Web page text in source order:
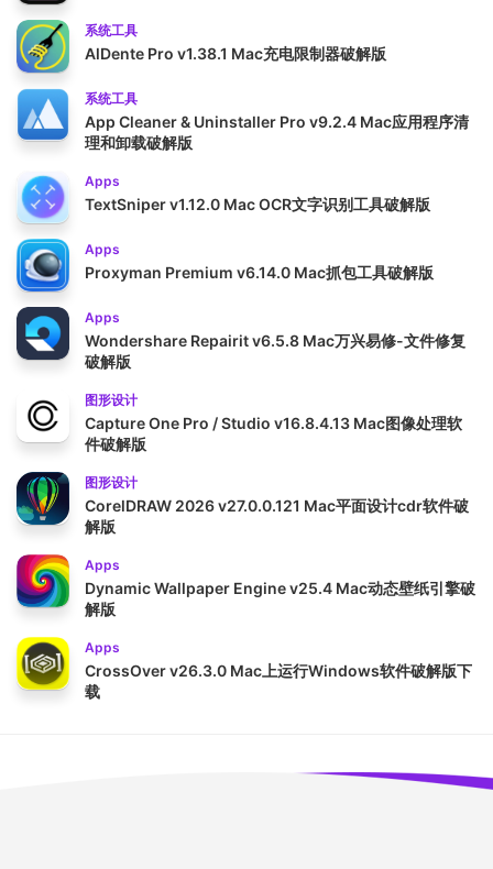
系统工具
AlDente Pro v1.38.1 Mac充电限制器破解版
系统工具
App Cleaner & Uninstaller Pro v9.2.4 Mac应用程序清
理和卸载破解版
Apps
TextSniper v1.12.0 Mac OCR文字识别工具破解版
Apps
Proxyman Premium v6.14.0 Mac抓包工具破解版
Apps
Wondershare Repairit v6.5.8 Mac万兴易修-文件修复
破解版
图形设计
Capture One Pro / Studio v16.8.4.13 Mac图像处理软
件破解版
图形设计
CorelDRAW 2026 v27.0.0.121 Mac平面设计cdr软件破
解版
Apps
Dynamic Wallpaper Engine v25.4 Mac动态壁纸引擎破
解版
Apps
CrossOver v26.3.0 Mac上运行Windows软件破解版下
载